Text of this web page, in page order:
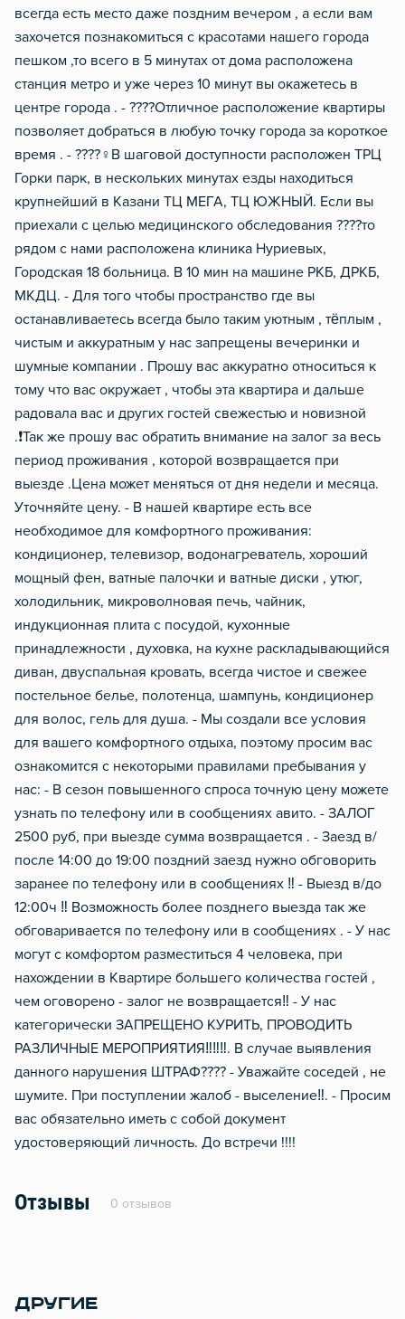
всегда есть место даже поздним вечером , а если вам
захочется познакомиться с красотами нашего города
пешком ,то всего в 5 минутах от дома расположена
станция метро и уже через 10 минут вы окажетесь в
центре города . - ????Отличное расположение квартиры
позволяет добраться в любую точку города за короткое
время . - ????‍♀️В шаговой доступности расположен ТРЦ
Горки парк, в нескольких минутах езды находиться
крупнейший в Казани ТЦ МЕГА, ТЦ ЮЖНЫЙ. Если вы
приехали с целью медицинского обследования ????то
рядом с нами расположена клиника Нуриевых,
Городская 18 больница. В 10 мин на машине РКБ, ДРКБ,
МКДЦ. - Для того чтобы пространство где вы
останавливаетесь всегда было таким уютным , тёплым ,
чистым и аккуратным у нас запрещены вечеринки и
шумные компании . Прошу вас аккуратно относиться к
тому что вас окружает , чтобы эта квартира и дальше
радовала вас и других гостей свежестью и новизной
.❗️Так же прошу вас обратить внимание на залог за весь
период проживания , которой возвращается при
выезде .Цена может меняться от дня недели и месяца.
Уточняйте цену. - В нашей квартире есть все
необходимое для комфортного проживания:
кондиционер, телевизор, водонагреватель, хороший
мощный фен, ватные палочки и ватные диски , утюг,
холодильник, микроволновая печь, чайник,
индукционная плита с посудой, кухонные
принадлежности , духовка, на кухне раскладывающийся
диван, двуспальная кровать, всегда чистое и свежее
постельное белье, полотенца, шампунь, кондиционер
для волос, гель для душа. - Мы создали все условия
для вашего комфортного отдыха, поэтому просим вас
ознакомится с некоторыми правилами пребывания у
нас: - В сезон повышенного спроса точную цену можете
узнать по телефону или в сообщениях авито. - ЗАЛОГ
2500 руб, при выезде сумма возвращается . - Заезд в/
после 14:00 до 19:00 поздний заезд нужно обговорить
заранее по телефону или в сообщениях ‼️ - Выезд в/до
12:00ч ‼️ Возможность более позднего выезда так же
обговаривается по телефону или в сообщениях . - У нас
могут с комфортом разместиться 4 человека, при
нахождении в Квартире большего количества гостей ,
чем оговорено - залог не возвращается‼️ - У нас
категорически ЗАПРЕЩЕНО КУРИТЬ, ПРОВОДИТЬ
РАЗЛИЧНЫЕ МЕРОПРИЯТИЯ‼️‼️‼️. В случае выявления
данного нарушения ШТРАФ???? - Уважайте соседей , не
шумите. При поступлении жалоб - выселение‼️. - Просим
вас обязательно иметь с собой документ
удостоверяющий личность. До встречи !!!!
Отзывы 0 отзывов
ДРУГИЕ